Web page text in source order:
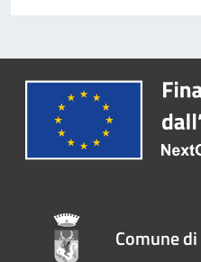
Comune